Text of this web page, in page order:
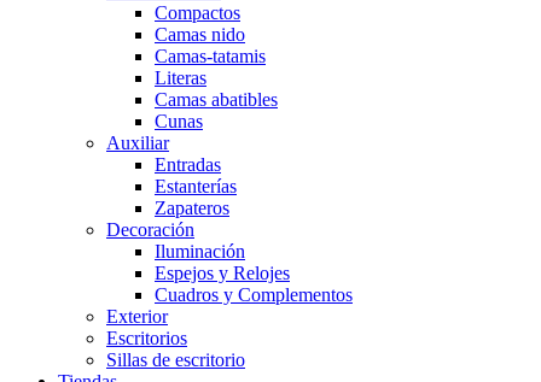
Compactos
Camas nido
Camas-tatamis
Literas
Camas abatibles
Cunas
Auxiliar
Entradas
Estanterías
Zapateros
Decoración
Iluminación
Espejos y Relojes
Cuadros y Complementos
Exterior
Escritorios
Sillas de escritorio